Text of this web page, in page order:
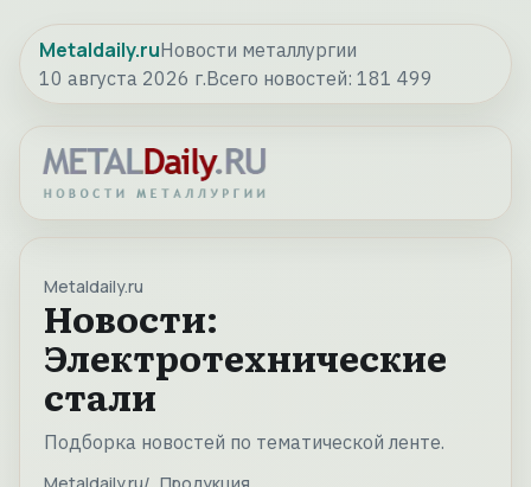
Metaldaily.ruНовости металлургии
10 августа 2026 г.Всего новостей: 181 499
Metaldaily.ru
Новости:
Электротехнические
стали
Подборка новостей по тематической ленте.